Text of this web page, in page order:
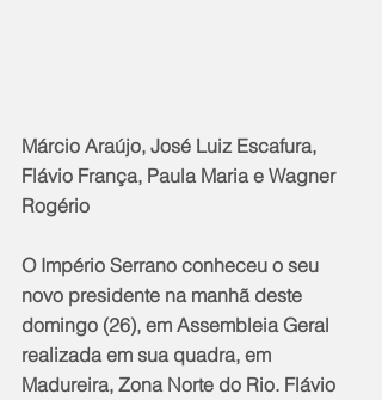
Márcio Araújo, José Luiz Escafura,
Flávio França, Paula Maria e Wagner
Rogério
O Império Serrano conheceu o seu
novo presidente na manhã deste
domingo (26), em Assembleia Geral
realizada em sua quadra, em
Madureira, Zona Norte do Rio. Flávio